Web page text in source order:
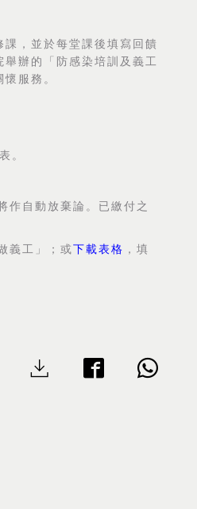
課，並於每堂課後填寫回饋
辦的「防感染培訓及義工
服務。
。
作自動放棄論。已繳付之
義工」；或下載表格 ，填